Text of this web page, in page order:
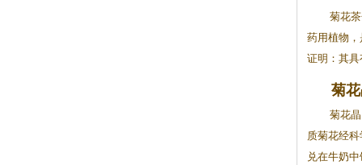
菊花
药用植物
证明：其具
菊
菊花
质菊花经
兑在牛奶